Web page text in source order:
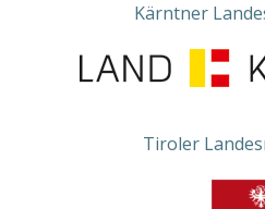
Kärntner
Tiroler